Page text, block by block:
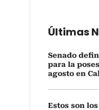
Últimas
Senado
para la
agosto en
Estos son